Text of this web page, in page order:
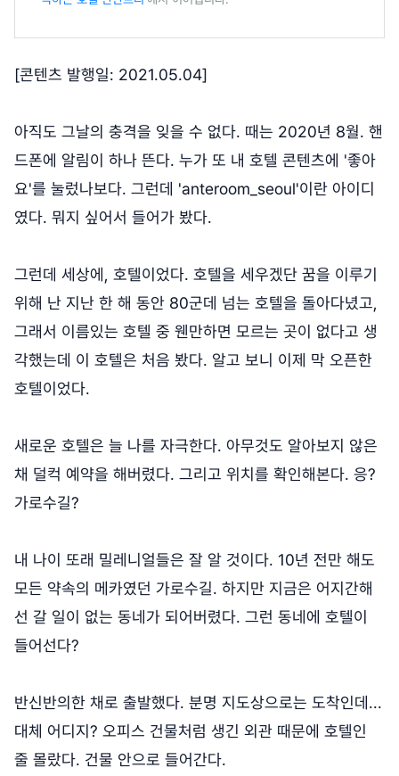
[콘텐츠 발행일: 2021.05.04]
아직도 그날의 충격을 잊을 수 없다. 때는 2020년 8월. 핸
드폰에 알림이 하나 뜬다. 누가 또 내 호텔 콘텐츠에 '좋아
요'를 눌렀나보다. 그런데 'anteroom_seoul'이란 아이디
였다. 뭐지 싶어서 들어가 봤다.
그런데 세상에, 호텔이었다. 호텔을 세우겠단 꿈을 이루기
위해 난 지난 한 해 동안 80군데 넘는 호텔을 돌아다녔고,
그래서 이름있는 호텔 중 웬만하면 모르는 곳이 없다고 생
각했는데 이 호텔은 처음 봤다. 알고 보니 이제 막 오픈한
호텔이었다.
새로운 호텔은 늘 나를 자극한다. 아무것도 알아보지 않은
채 덜컥 예약을 해버렸다. 그리고 위치를 확인해본다. 응?
가로수길?
내 나이 또래 밀레니얼들은 잘 알 것이다. 10년 전만 해도
모든 약속의 메카였던 가로수길. 하지만 지금은 어지간해
선 갈 일이 없는 동네가 되어버렸다. 그런 동네에 호텔이
들어선다?
반신반의한 채로 출발했다. 분명 지도상으로는 도착인데...
대체 어디지? 오피스 건물처럼 생긴 외관 때문에 호텔인
줄 몰랐다. 건물 안으로 들어간다.